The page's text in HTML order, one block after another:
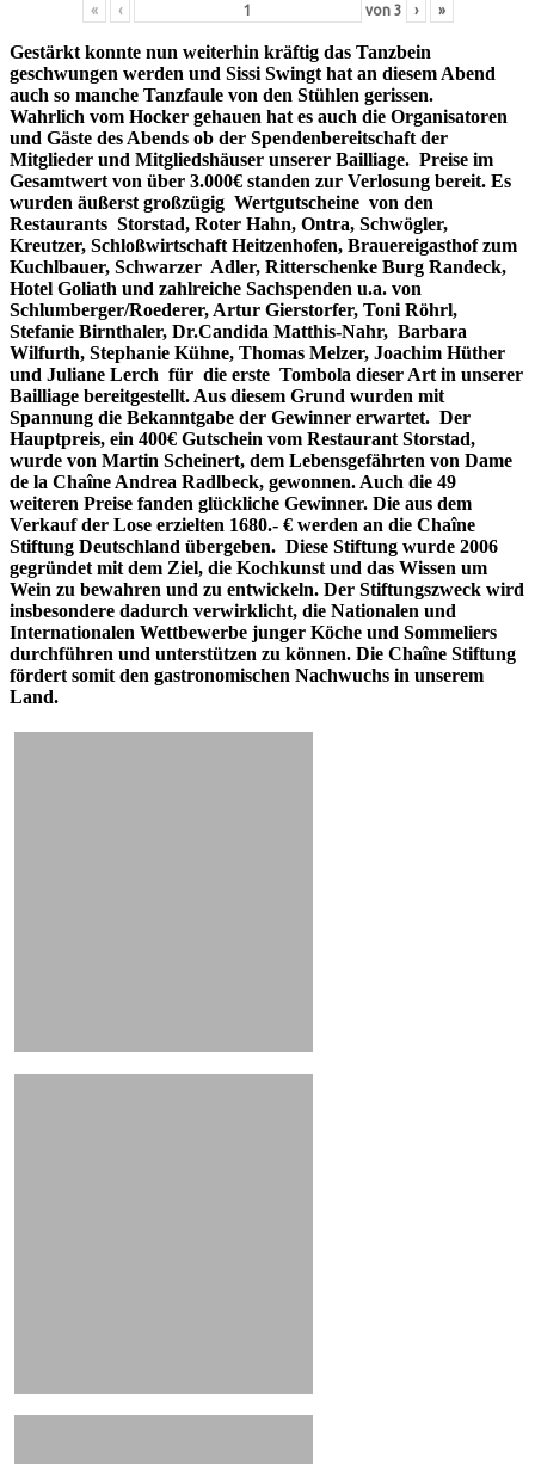
« ‹ von 3 › »
Gestärkt konnte nun weiterhin kräftig das Tanzbein
geschwungen werden und Sissi Swingt hat an diesem Abend
auch so manche Tanzfaule von den Stühlen gerissen.
Wahrlich vom Hocker gehauen hat es auch die Organisatoren
und Gäste des Abends ob der Spendenbereitschaft der
Mitglieder und Mitgliedshäuser unserer Bailliage. Preise im
Gesamtwert von über 3.000€ standen zur Verlosung bereit. Es
wurden äußerst großzügig Wertgutscheine von den
Restaurants Storstad, Roter Hahn, Ontra, Schwögler,
Kreutzer, Schloßwirtschaft Heitzenhofen, Brauereigasthof zum
Kuchlbauer, Schwarzer Adler, Ritterschenke Burg Randeck,
Hotel Goliath und zahlreiche Sachspenden u.a. von
Schlumberger/Roederer, Artur Gierstorfer, Toni Röhrl,
Stefanie Birnthaler, Dr.Candida Matthis-Nahr, Barbara
Wilfurth, Stephanie Kühne, Thomas Melzer, Joachim Hüther
und Juliane Lerch für die erste Tombola dieser Art in unserer
Bailliage bereitgestellt. Aus diesem Grund wurden mit
Spannung die Bekanntgabe der Gewinner erwartet. Der
Hauptpreis, ein 400€ Gutschein vom Restaurant Storstad,
wurde von Martin Scheinert, dem Lebensgefährten von Dame
de la Chaîne Andrea Radlbeck, gewonnen. Auch die 49
weiteren Preise fanden glückliche Gewinner. Die aus dem
Verkauf der Lose erzielten 1680.- € werden an die Chaîne
Stiftung Deutschland übergeben. Diese Stiftung wurde 2006
gegründet mit dem Ziel, die Kochkunst und das Wissen um
Wein zu bewahren und zu entwickeln. Der Stiftungszweck wird
insbesondere dadurch verwirklicht, die Nationalen und
Internationalen Wettbewerbe junger Köche und Sommeliers
durchführen und unterstützen zu können. Die Chaîne Stiftung
fördert somit den gastronomischen Nachwuchs in unserem
Land.